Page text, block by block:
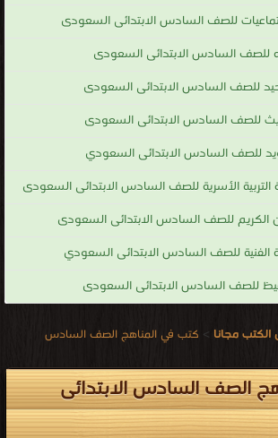
للصف السادس الابتدائى السعودى
للصف السادس الابتدائى السعودى
للصف السادس الابتدائى السعودى
للصف السادس الابتدائى السعودى
للصف السادس الابتدائى السعودي
الأسرية للصف السادس الابتدائى السعودى
الكريم للصف السادس الابتدائى السعودى
الفنية للصف السادس الابتدائى السعودي
للصف السادس الابتدائى السعودى
مجانا > كتب في المناهج الصف السادس
الصف السادس الابتدائى